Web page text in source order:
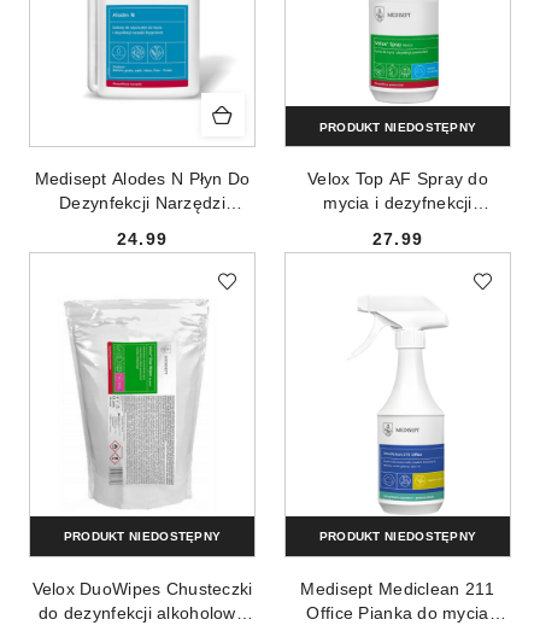
Medisept Alodes N Płyn Do
Dezynfekcji Narzędzi
Cena:
24.99
Velox Top AF Spray do
mycia i dezyfnekcji
Cena:
27.99
PRODUKT NIEDOSTĘPNY
Velox DuoWipes Chusteczki
do dezynfekcji alkoholowe
PRODUKT NIEDOSTĘPNY
Medisept Mediclean 211
Office Pianka do mycia
PRODUKT NIEDOSTĘPNY